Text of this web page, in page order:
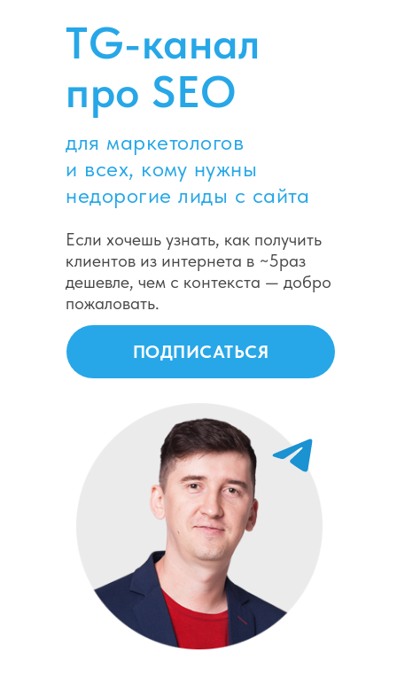
ПОДПИСАТЬСЯ
Если хочешь узнать, как получить
клиентов из интернета в ~5раз
дешевле, чем с контекста — добро
пожаловать.
для маркетологов
и всех, кому нужны
недорогие лиды с сайта
TG-канал
про SEO